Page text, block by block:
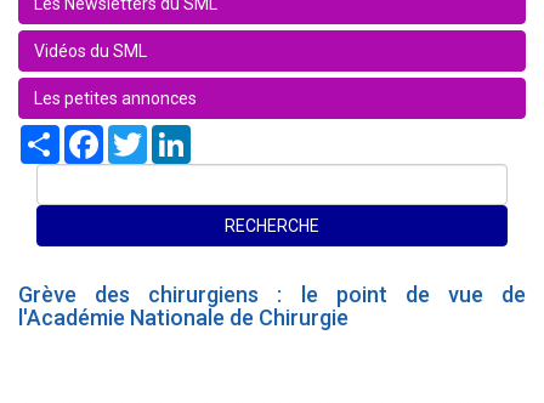
Vidéos du SML
Les petites annonces
Share FacebookTwitter
Grève des chirurgiens : le point de vue de
l'Académie Nationale de Chirurgie